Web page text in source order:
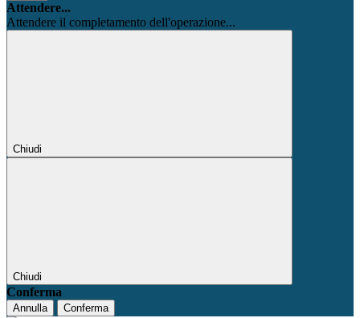
Attendere...
Attendere il completamento dell'operazione...
Chiudi
Chiudi
Conferma
Annulla Conferma